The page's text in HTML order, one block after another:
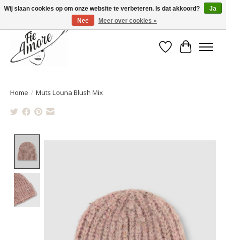
Verlanglijst
Home / Muts Louna Blush Mix
Product image slideshow Items
Wij slaan cookies op om onze website te verbeteren. Is dat akkoord?
Ja
Nee
Meer over cookies »